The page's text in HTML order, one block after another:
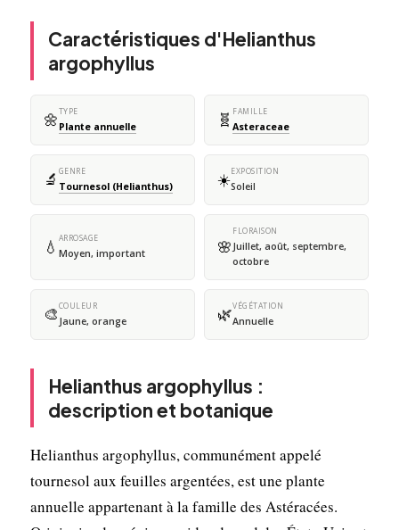
Caractéristiques d'Helianthus
argophyllus
🌼TYPE
Plante annuelle 🧬 FAMILLE
Asteraceae
🔬 GENRE
Tournesol (Helianthus) ☀️EXPOSITION
Soleil
💧 ARROSAGE
Moyen, important 🌸
FLORAISON
Juillet, août, septembre,
octobre
🎨COULEUR
Jaune, orange 🌿VÉGÉTATION
Annuelle
Helianthus argophyllus :
description et botanique
Helianthus argophyllus, communément appelé
tournesol aux feuilles argentées, est une plante
annuelle appartenant à la famille des Astéracées.